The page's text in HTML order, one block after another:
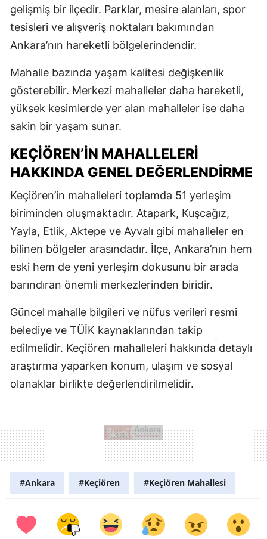
gelişmiş bir ilçedir. Parklar, mesire alanları, spor
tesisleri ve alışveriş noktaları bakımından
Ankara’nın hareketli bölgelerindendir.
Mahalle bazında yaşam kalitesi değişkenlik
gösterebilir. Merkezi mahalleler daha hareketli,
yüksek kesimlerde yer alan mahalleler ise daha
sakin bir yaşam sunar.
KEÇIÖREN’IN MAHALLELERI
HAKKINDA GENEL DEĞERLENDIRME
Keçiören’in mahalleleri toplamda 51 yerleşim
biriminden oluşmaktadır. Atapark, Kuşcağız,
Yayla, Etlik, Aktepe ve Ayvalı gibi mahalleler en
bilinen bölgeler arasındadır. İlçe, Ankara’nın hem
eski hem de yeni yerleşim dokusunu bir arada
barındıran önemli merkezlerinden biridir.
Güncel mahalle bilgileri ve nüfus verileri resmi
belediye ve TÜİK kaynaklarından takip
edilmelidir. Keçiören mahalleleri hakkında detaylı
araştırma yaparken konum, ulaşım ve sosyal
olanaklar birlikte değerlendirilmelidir.
#Ankara #Keçiören #Keçiören Mahallesi